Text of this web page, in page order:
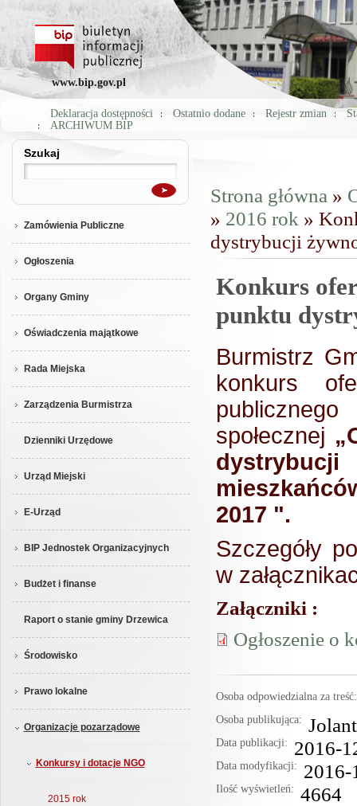
www.bip.gov.pl
Deklaracja dostępności Ostatnio dodane Rejestr zmian
ARCHIWUM BIP
Szukaj
Szukaj
Zamówienia Publiczne
Ogłoszenia
Organy Gminy
Oświadczenia majątkowe
Rada Miejska
Zarządzenia Burmistrza
Dzienniki Urzędowe
Urząd Miejski
E-Urząd
BIP Jednostek Organizacyjnych
Budżet i finanse
Raport o stanie gminy Drzewica
Środowisko
Prawo lokalne
Organizacje pozarządowe
Konkursy i dotacje NGO
2015 rok
Jesteś tutaj
Strona główna »
» 2016 rok »
dystrybucji
Konkurs
punktu
Burmistrz
konkurs
społecznej
2017 ".
Szczegóły
w
Załączniki :
Ogłoszenie o
Osoba odpowiedzialna za
Osoba publikująca:
Data publikacji: 2016-
Data modyfikacji: 2016-
Ilość wyświetleń: 4664